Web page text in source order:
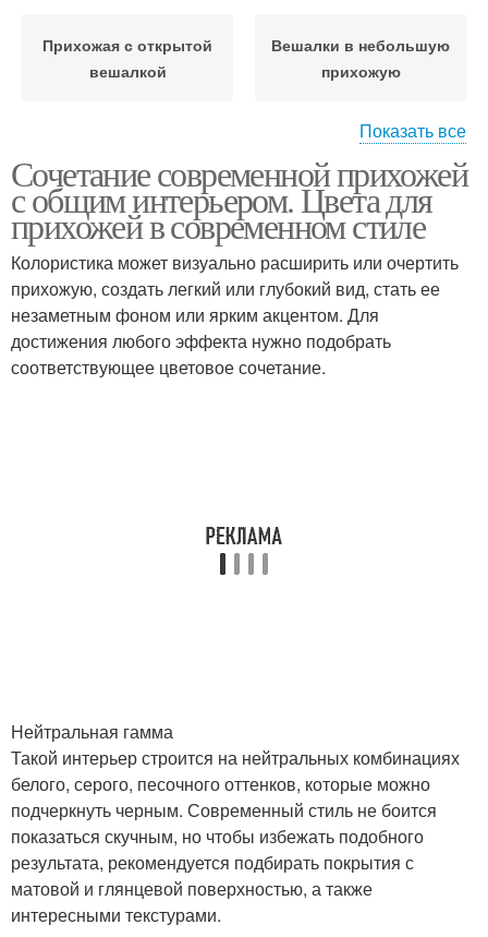
Прихожая с открытой
вешалкой
Вешалки в небольшую
прихожую
Вешалка в прихожую Красивые прихожие
Прихожие в
современном стиле
Цветы для прихожей
Показать все
Сочетание современной прихожей
с общим интерьером. Цвета для
прихожей в современном стиле
Колористика может визуально расширить или очертить
прихожую, создать легкий или глубокий вид, стать ее
незаметным фоном или ярким акцентом. Для
достижения любого эффекта нужно подобрать
соответствующее цветовое сочетание.
Нейтральная гамма
Такой интерьер строится на нейтральных комбинациях
белого, серого, песочного оттенков, которые можно
подчеркнуть черным. Современный стиль не боится
показаться скучным, но чтобы избежать подобного
результата, рекомендуется подбирать покрытия с
матовой и глянцевой поверхностью, а также
интересными текстурами.